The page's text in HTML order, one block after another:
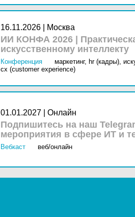
16.11.2026 | Москва
ИИ КОНФА 2026 |
искусственному интеллекту
Конференция маркетинг, hr (кадры),
cx (customer experience)
01.01.2027 | Онлайн
Подпишитесь на наш
мероприятия в сфере ИТ и
Вебкаст веб/онлайн